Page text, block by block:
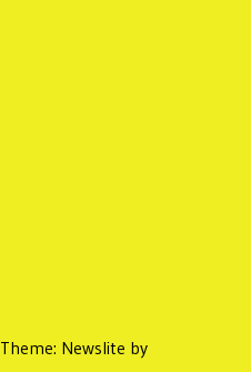
Theme: Newslite by